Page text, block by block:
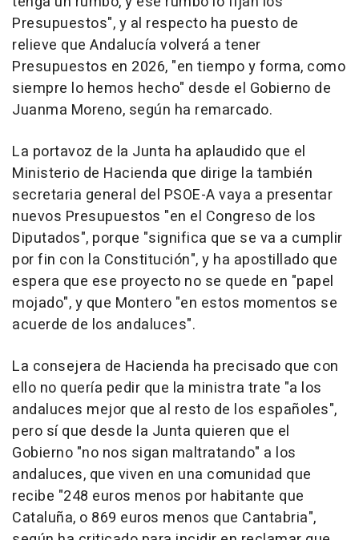
Presupuestos", y al respecto ha puesto de
relieve que Andalucía volverá a tener
Presupuestos en 2026, "en tiempo y forma, como
siempre lo hemos hecho" desde el Gobierno de
Juanma Moreno, según ha remarcado.
La portavoz de la Junta ha aplaudido que el
Ministerio de Hacienda que dirige la también
secretaria general del PSOE-A vaya a presentar
nuevos Presupuestos "en el Congreso de los
Diputados", porque "significa que se va a cumplir
por fin con la Constitución", y ha apostillado que
espera que ese proyecto no se quede en "papel
mojado", y que Montero "en estos momentos se
acuerde de los andaluces".
La consejera de Hacienda ha precisado que con
ello no quería pedir que la ministra trate "a los
andaluces mejor que al resto de los españoles",
pero sí que desde la Junta quieren que el
Gobierno "no nos sigan maltratando" a los
andaluces, que viven en una comunidad que
recibe "248 euros menos por habitante que
Cataluña, o 869 euros menos que Cantabria",